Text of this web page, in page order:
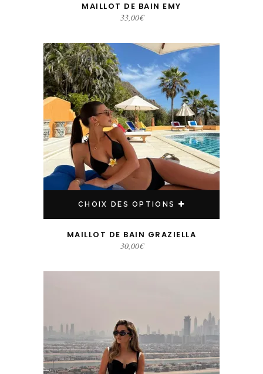
MAILLOT DE BAIN EMY
33,00€
CHOIX DES OPTIONS
Ce produit a plusieurs variations. Les options peuvent être choisies sur la page du produit
MAILLOT DE BAIN GRAZIELLA
30,00€
Ce produit a plusieurs variations. Les options peuvent être choisies sur la page du produit